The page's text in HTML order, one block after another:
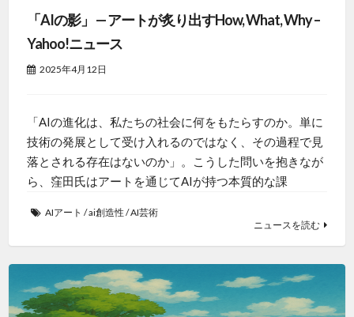
「AIの影」 — アートが炙り出すHow, What, Why –
Yahoo!ニュース
2025年4月12日
「AIの進化は、私たちの社会に何をもたらすのか。単に
技術の発展として受け入れるのではなく、その過程で見
落とされる存在はないのか」。こうした問いを抱きなが
ら、窪田氏はアートを通じてAIが持つ本質的な課
AIアート /ai創造性/AI芸術
ニュースを読む